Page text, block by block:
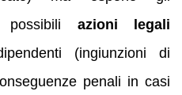
possibili azioni legali
(ingiunzioni di
penali in casi